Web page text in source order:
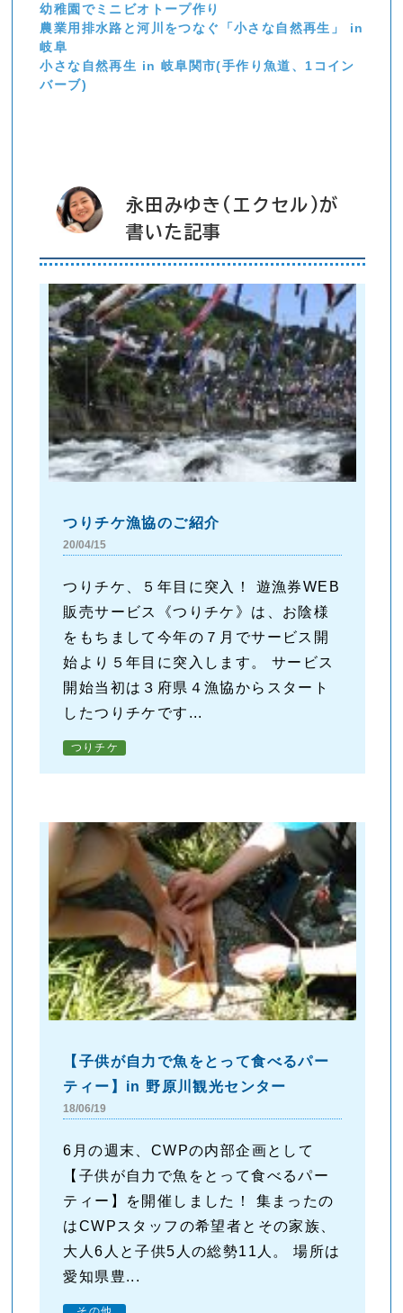
幼稚園でミニビオトープ作り
農業用排水路と河川をつなぐ「小さな自然再生」 in
岐阜
小さな自然再生 in 岐阜関市(手作り魚道、1コイン
バーブ)
永田みゆき(エクセル)が
書いた記事
つりチケ漁協のご紹介
20/04/15
つりチケ、５年目に突入！ 遊漁券WEB
販売サービス《つりチケ》は、お陰様
をもちまして今年の７月でサービス開
始より５年目に突入します。 サービス
開始当初は３府県４漁協からスタート
したつりチケです...
つりチケ
【子供が自力で魚をとって食べるパー
ティー】in 野原川観光センター
18/06/19
6月の週末、CWPの内部企画として
【子供が自力で魚をとって食べるパー
ティー】を開催しました！ 集まったの
はCWPスタッフの希望者とその家族、
大人6人と子供5人の総勢11人。 場所は
愛知県豊...